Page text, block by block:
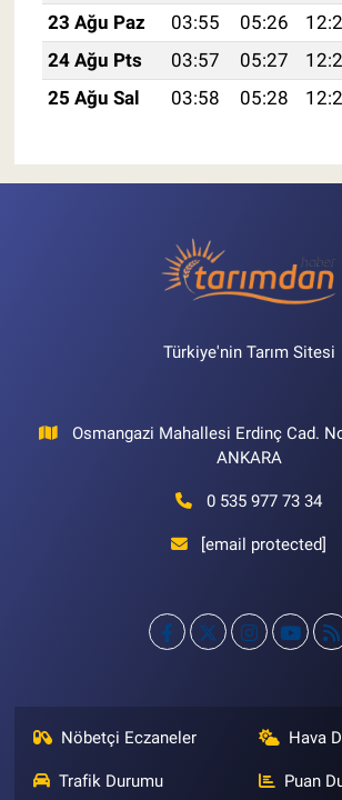
23 Ağu Paz
03:55 05:26
24 Ağu Pts
03:57 05:27
25 Ağu Sal
03:58 05:28
Türkiye'nin Tarım Sitesi
Osmangazi Mahallesi Erdinç Cad.
ANKARA
0 535 977 73 34
[email protected]
Nöbetçi Eczaneler Hava
Trafik Durumu Puan